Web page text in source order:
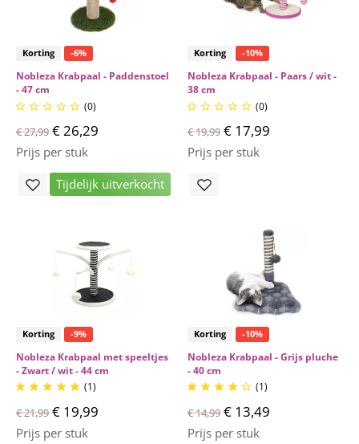
Korting -6%
Nobleza Krabpaal - Paddenstoel
- 47 cm
     (0)
€ 27,99 € 26,29
Prijs per stuk
Tijdelijk uitverkocht
Korting -10%
Nobleza Krabpaal - Paars / wit -
38 cm
     (0)
€ 19,99 € 17,99
Prijs per stuk
Korting -9%
Nobleza Krabpaal met speeltjes
- Zwart / wit - 44 cm
     (1)
€ 21,99 € 19,99
Prijs per stuk
Korting -10%
Nobleza Krabpaal - Grijs pluche
- 40 cm
     (1)
€ 14,99 € 13,49
Prijs per stuk